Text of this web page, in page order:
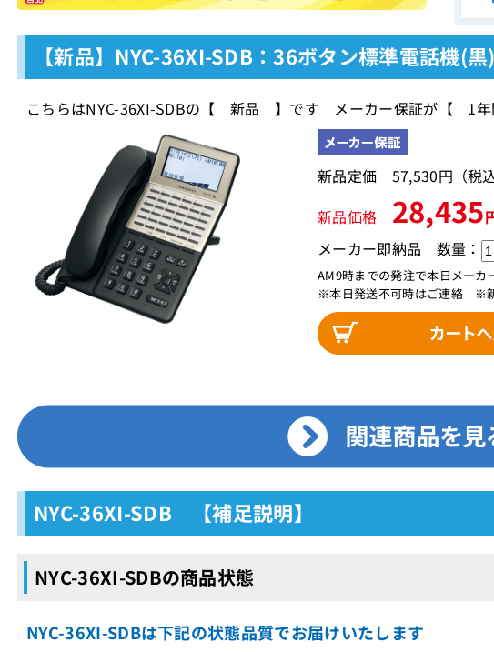
【新品】NYC-36XI-SDB：36ボタン標準電話機(黒
こちらはNYC-36XI-SDBの【 新品 】です メーカー保証が【 1
新品定価 57,530円（税
新品価格 28,435
メーカー即納品
AM9時までの発注で本日メーカ
※本日発送不可時はご連絡 ※
数量：
NYC-36XI-SDB 【補足説明】
NYC-36XI-SDBの商品状態
NYC-36XI-SDBは下記の状態品質でお届けいたします